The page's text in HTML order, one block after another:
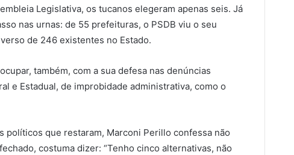
Legislativa, os tucanos elegeram apenas seis. Já
nas urnas: de 55 prefeituras, o PSDB viu o seu
de 246 existentes no Estado.
também, com a sua defesa nas denúncias
e Estadual, de improbidade administrativa, como o
políticos que restaram, Marconi Perillo confessa não
costuma dizer: “Tenho cinco alternativas, não